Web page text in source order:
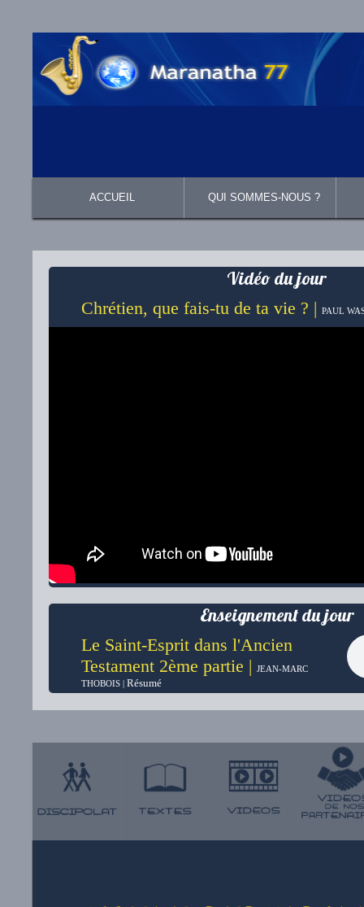
ACCUEIL QUI SOMMES-NOUS ?
Vidéo du jour
Chrétien, que fais-tu de ta vie ? | PAUL
Enseignement du jour
Le Saint-Esprit dans l'Ancien
Testament 2ème partie | JEAN-MARC
THOBOIS | Résumé